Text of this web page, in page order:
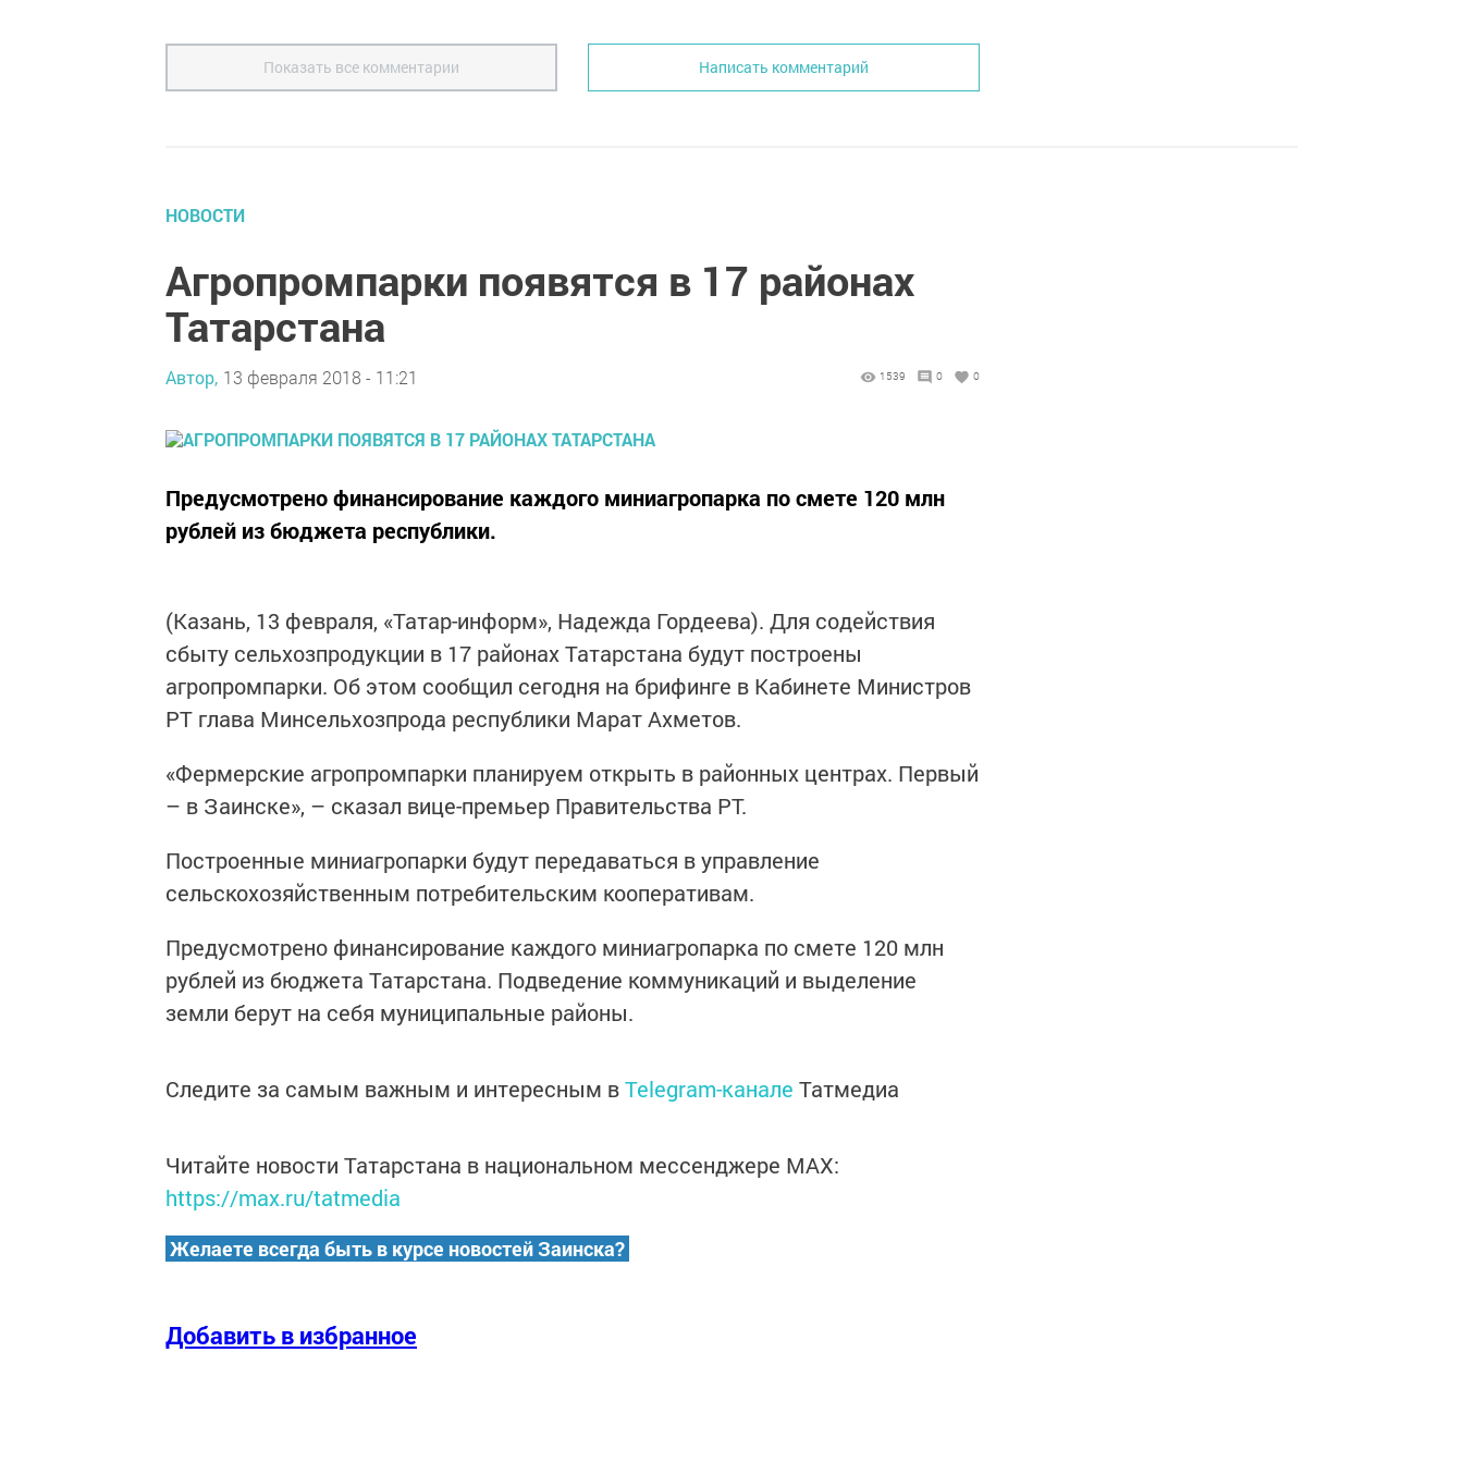
Показать все комментарии Написать комментарий
НОВОСТИ
Агропромпарки появятся в 17 районах
Татарстана
Автор, 13 февраля 2018 - 11:21 1539 0 0
Предусмотрено финансирование каждого миниагропарка по смете 120 млн
рублей из бюджета республики.
(Казань, 13 февраля, «Татар-информ», Надежда Гордеева). Для содействия
сбыту сельхозпродукции в 17 районах Татарстана будут построены
агропромпарки. Об этом сообщил сегодня на брифинге в Кабинете Министров
РТ глава Минсельхозпрода республики Марат Ахметов.
«Фермерские агропромпарки планируем открыть в районных центрах. Первый
– в Заинске», – сказал вице-премьер Правительства РТ.
Построенные миниагропарки будут передаваться в управление
сельскохозяйственным потребительским кооперативам.
Предусмотрено финансирование каждого миниагропарка по смете 120 млн
рублей из бюджета Татарстана. Подведение коммуникаций и выделение
земли берут на себя муниципальные районы.
Следите за самым важным и интересным вTelegram-канале Татмедиа
Читайте новости Татарстана в национальном мессенджере MАХ:
https://max.ru/tatmedia
Желаете всегда быть в курсе новостей Заинска?
Добавить в избранное